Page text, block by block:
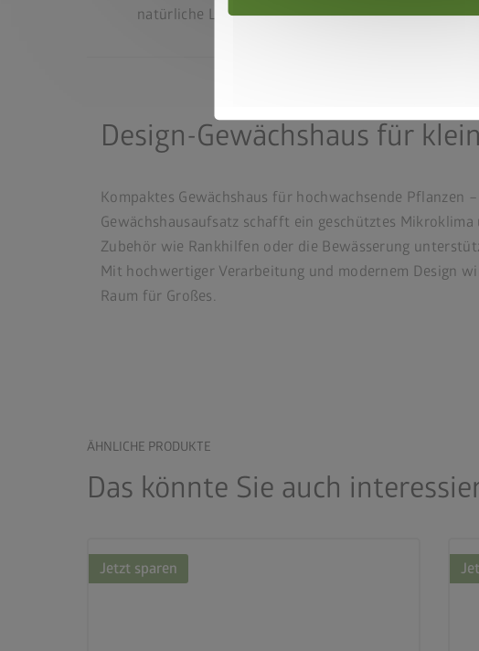
natürliche Lichtverhältnisse
Design-Gewächshaus für
Kompaktes Gewächshaus für hochwachsende Pflanzen
Gewächshausaufsatz schafft ein geschütztes
Zubehör wie Rankhilfen oder die Bewässerung
Mit hochwertiger Verarbeitung und modernem Design
Raum für Großes.
ÄHNLICHE PRODUKTE
Das könnte Sie auch
Jetzt sparen